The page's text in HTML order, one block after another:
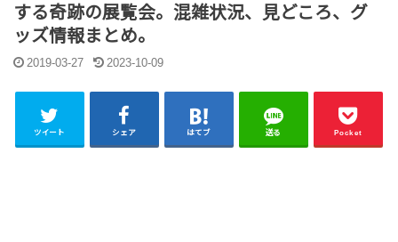
する奇跡の展覧会。混雑状況、見どころ、グ
ッズ情報まとめ。
2019-03-27 2023-10-09
ツイート シェア はてブ 送る Pocket